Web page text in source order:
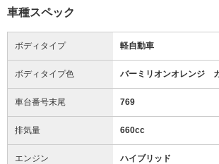
車種スペック
ボディタイプ 軽自動車
ボディタイプ色 バーミリオンオレンジ
車台番号末尾 769
排気量 660cc
エンジン ハイブリッド